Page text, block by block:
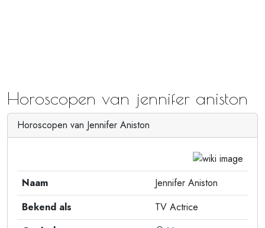
Horoscopen van jennifer aniston
Horoscopen van Jennifer Aniston
Naam
Jennifer Aniston
Bekend als
TV Actrice